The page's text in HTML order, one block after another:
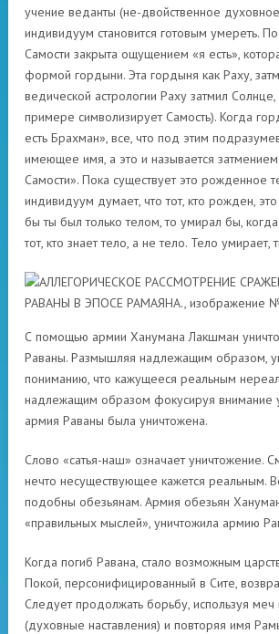
учение веданты (не-двойственное
индивидуум становится готовым умереть.
Самости закрыта ощущением «я есть»,
формой гордыни. Эта гордыня как Раху,
ведической астрологии Раху затмил
примере символизирует Самость). Когда
есть Брахман», все, что под этим
имеющее имя, а это и называется
Самости». Пока существует это рожденное
индивидуум думает, что тот, кто рожден,
бы ты был только телом, то умирал бы,
тот, кто знает тело, а не тело. Тело умирает,
С помощью армии Ханумана Лакшман
Раваны. Размышляя надлежащим образом,
пониманию, что кажущееся реальным
надлежащим образом фокусируя внимание
армия Раваны была уничтожена.
Слово «сатья-наш» означает уничтожение.
нечто несуществующее кажется реальным.
подобны обезьянам. Армия обезьян
«правильных мыслей», уничтожила армию
Когда погиб Равана, стало возможным
Покой, персонифицированный в Сите,
Следует продолжать борьбу, используя меч
(духовные наставления) и повторяя имя